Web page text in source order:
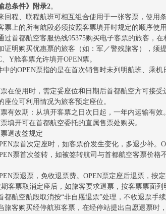
总条件》 附录2。
回程、联程航班可相互组合使用于一张客票，使用
票上的所有航段必须按照客票填开时规定的顺序使用
过首都航空客服热线95375购买电子客票的旅客，
证明购买优惠票的旅客（如：军／警残旅客），须
Y舱客票允许填开OPEN票。
中的OPEN票指的是在首次销售时未列明航班、乘
票在使用时，需定妥座位和日期后首都航空方可接
座位可利用情况为旅客预定座位。
有效期：从填开客票之日次日起，一年内运输有效。
填开可在首都航空委托的直属售票处购买。
退改签规定
票首次定座时，如客票价发生变化，多退少补。
票首次签转，如被签转航司与首都航空客票价
票退票，免收退票费。OPEN票定座后退票，按
客票取消定座后，如旅客要求退票，按客票票面
都航空航段取消按“非自愿退票”处理，不收退票手续
旅客购买经停航班客票，在经停站提出自愿退票时